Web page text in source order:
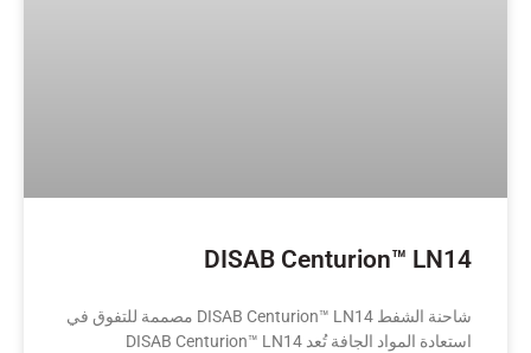
DISAB Centurion™ LN14
شاحنة الشفط DISAB Centurion™ LN14 مصممة للتفوق في
استعادة المواد الجافة تُعد DISAB Centurion™ LN14